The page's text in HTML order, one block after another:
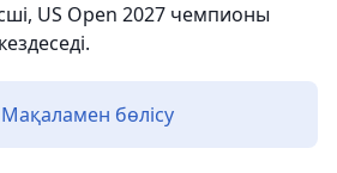
US Open 2027 чемпионы
Мақаламен бөлісу